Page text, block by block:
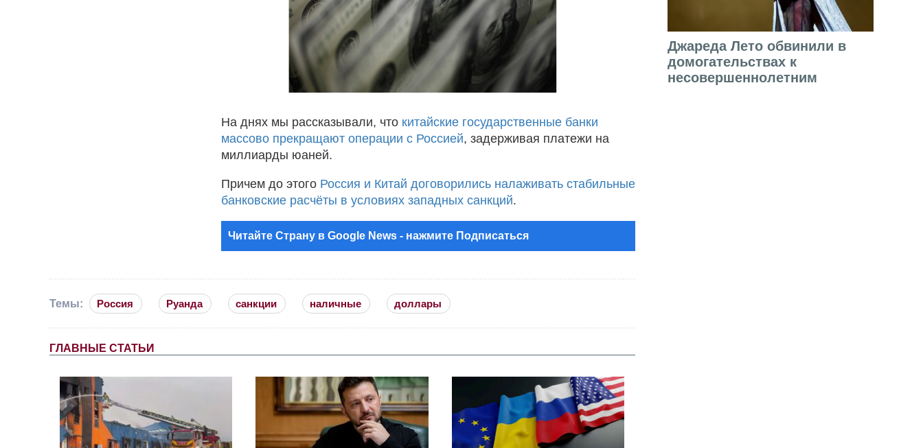
Джареда Лето обвинили в
домогательствах к
несовершеннолетним
На днях мы рассказывали, что китайские государственные банки
массово прекращают операции с Россией, задерживая платежи на
миллиарды юаней.
Причем до этого Россия и Китай договорились налаживать стабильные
банковские расчёты в условиях западных санкций.
Читайте Страну в Google News - нажмите Подписаться
Темы: Россия Руанда санкции наличные доллары
ГЛАВНЫЕ СТАТЬИ